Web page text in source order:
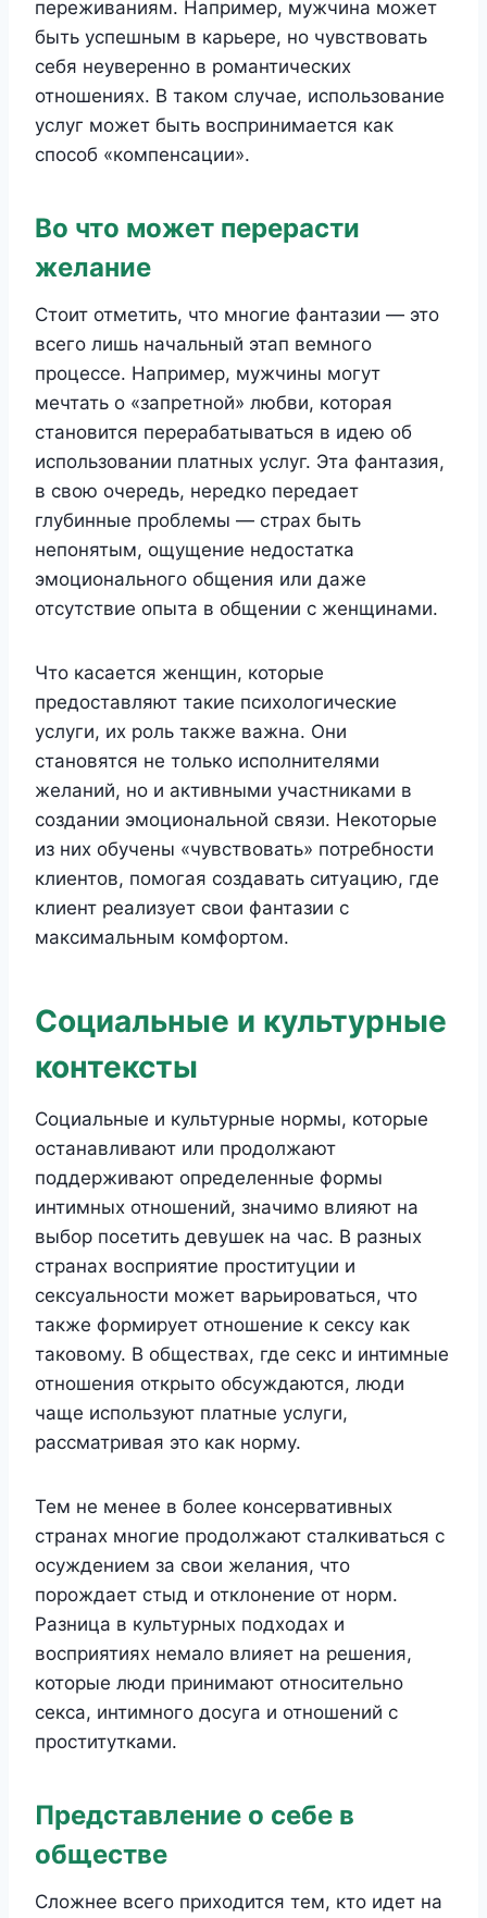
переживаниям. Например, мужчина может
быть успешным в карьере, но чувствовать
себя неуверенно в романтических
отношениях. В таком случае, использование
услуг может быть воспринимается как
способ «компенсации».
Во что может перерасти
желание
Стоит отметить, что многие фантазии — это
всего лишь начальный этап вемного
процессе. Например, мужчины могут
мечтать о «запретной» любви, которая
становится перерабатываться в идею об
использовании платных услуг. Эта фантазия,
в свою очередь, нередко передает
глубинные проблемы — страх быть
непонятым, ощущение недостатка
эмоционального общения или даже
отсутствие опыта в общении с женщинами.
Что касается женщин, которые
предоставляют такие психологические
услуги, их роль также важна. Они
становятся не только исполнителями
желаний, но и активными участниками в
создании эмоциональной связи. Некоторые
из них обучены «чувствовать» потребности
клиентов, помогая создавать ситуацию, где
клиент реализует свои фантазии с
максимальным комфортом.
Социальные и культурные
контексты
Социальные и культурные нормы, которые
останавливают или продолжают
поддерживают определенные формы
интимных отношений, значимо влияют на
выбор посетить девушек на час. В разных
странах восприятие проституции и
сексуальности может варьироваться, что
также формирует отношение к сексу как
таковому. В обществах, где секс и интимные
отношения открыто обсуждаются, люди
чаще используют платные услуги,
рассматривая это как норму.
Тем не менее в более консервативных
странах многие продолжают сталкиваться с
осуждением за свои желания, что
порождает стыд и отклонение от норм.
Разница в культурных подходах и
восприятиях немало влияет на решения,
которые люди принимают относительно
секса, интимного досуга и отношений с
проститутками.
Представление о себе в
обществе
Сложнее всего приходится тем, кто идет на